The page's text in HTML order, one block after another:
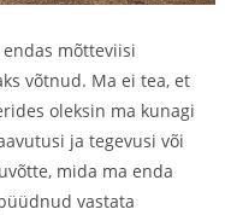
mõtteviisi
võtnud. Ma ei tea, et
oleksin ma kunagi
ja tegevusi või
mida ma enda
vastata